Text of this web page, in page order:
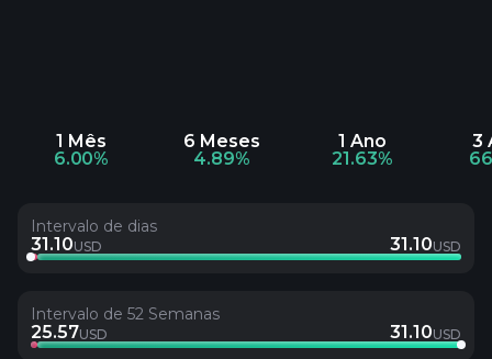
1 Mês
6.00%
6 Meses
4.89%
1 Ano
21.63%
3
Intervalo de dias
31.10USD 31.10USD
Intervalo de 52 Semanas
25.57USD 31.10USD